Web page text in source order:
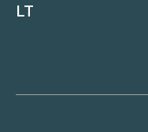
LT